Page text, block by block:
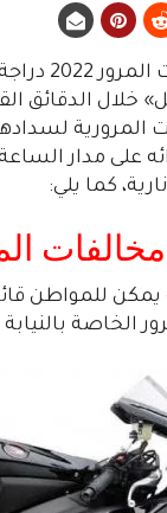
خلال الدقائق
المرورية
على مدار
كما يلي:
2022
يمكن للمواطن
الخاصة